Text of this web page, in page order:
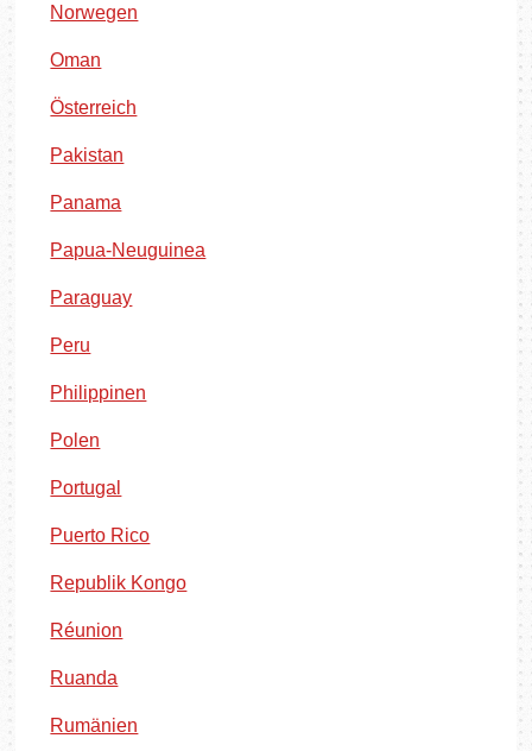
Norwegen
Oman
Österreich
Pakistan
Panama
Papua-Neuguinea
Paraguay
Peru
Philippinen
Polen
Portugal
Puerto Rico
Republik Kongo
Réunion
Ruanda
Rumänien